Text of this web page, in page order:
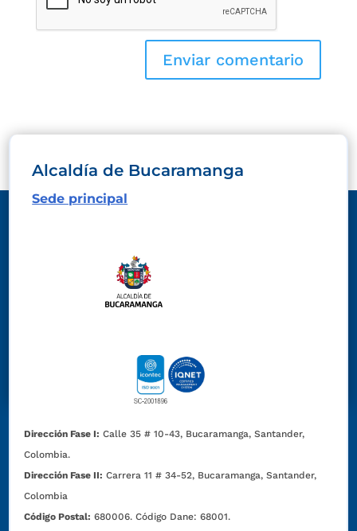
Alcaldía de Bucaramanga
Sede principal
Dirección Fase I: Calle 35 # 10-43, Bucaramanga, Santander,
Colombia.
Dirección Fase II: Carrera 11 # 34-52, Bucaramanga, Santander,
Colombia
Código Postal: 680006. Código Dane: 68001.